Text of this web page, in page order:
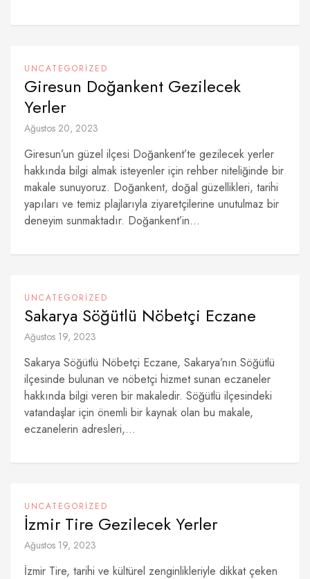
UNCATEGORIZED
Giresun Doğankent Gezilecek
Yerler
Ağustos 20, 2023
Giresun’un güzel ilçesi Doğankent’te gezilecek yerler
hakkında bilgi almak isteyenler için rehber niteliğinde bir
makale sunuyoruz. Doğankent, doğal güzellikleri, tarihi
yapıları ve temiz plajlarıyla ziyaretçilerine unutulmaz bir
deneyim sunmaktadır. Doğankent’in...
UNCATEGORIZED
Sakarya Söğütlü Nöbetçi Eczane
Ağustos 19, 2023
Sakarya Söğütlü Nöbetçi Eczane, Sakarya’nın Söğütlü
ilçesinde bulunan ve nöbetçi hizmet sunan eczaneler
hakkında bilgi veren bir makaledir. Söğütlü ilçesindeki
vatandaşlar için önemli bir kaynak olan bu makale,
eczanelerin adresleri,...
UNCATEGORIZED
İzmir Tire Gezilecek Yerler
Ağustos 19, 2023
İzmir Tire, tarihi ve kültürel zenginlikleriyle dikkat çeken